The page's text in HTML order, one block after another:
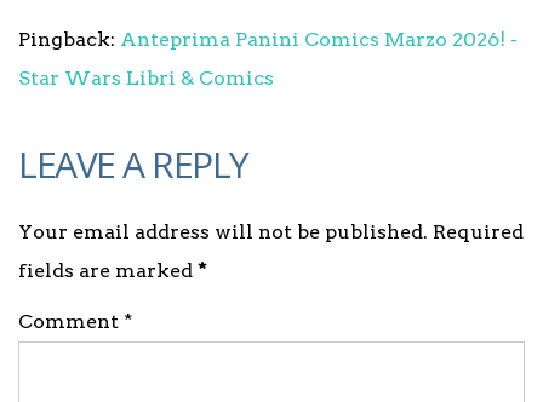
Pingback: Anteprima Panini Comics Marzo 2026! -
Star Wars Libri & Comics
LEAVE A REPLY
Your email address will not be published. Required
fields are marked *
Comment *